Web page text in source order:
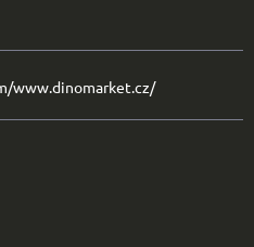
www.dinomarket.cz/